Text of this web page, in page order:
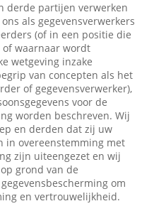
derde partijen verwerken
als gegevensverwerkers
(of in een positie die
waarnaar wordt
wetgeving inzake
van concepten als het
of gegevensverwerker),
voor de
worden beschreven. Wij
en derden dat zij uw
in overeenstemming met
zijn uiteengezet en wij
grond van de
om
en vertrouwelijkheid.